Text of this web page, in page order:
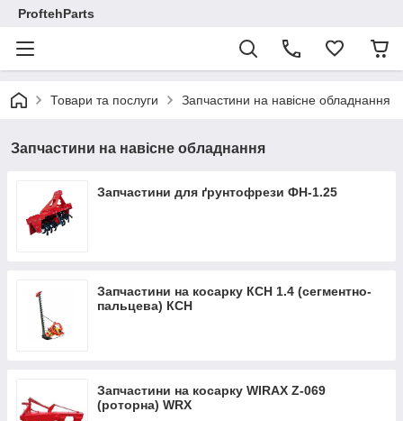
ProftehParts
Товари та послуги Запчастини на навісне обладнання
Запчастини на навісне обладнання
Запчастини для ґрунтофрези ФН-1.25
Запчастини на косарку КСН 1.4 (сегментно-
пальцева) КСН
Запчастини на косарку WIRAX Z-069
(роторна) WRX